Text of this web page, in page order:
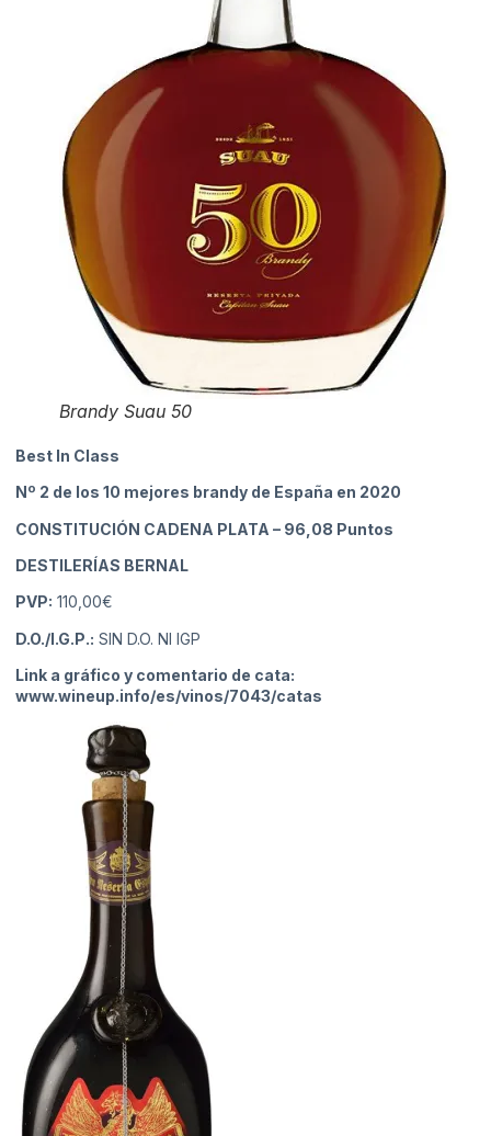
Brandy Suau 50
Best In Class
Nº 2 de los 10 mejores brandy de España en 2020
CONSTITUCIÓN CADENA PLATA – 96,08 Puntos
DESTILERÍAS BERNAL
PVP: 110,00€
D.O./I.G.P.: SIN D.O. NI IGP
Link a gráfico y comentario de cata:
www.wineup.info/es/vinos/7043/catas